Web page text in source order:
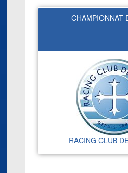
CHAMPIONNAT
RACING CLUB